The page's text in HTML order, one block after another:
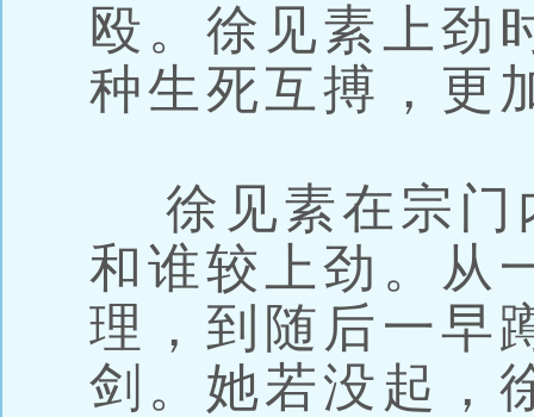
殴。徐见素上劲
种生死互搏，更
徐见素在宗门
和谁较上劲。从
理，到随后一早
剑。她若没起，